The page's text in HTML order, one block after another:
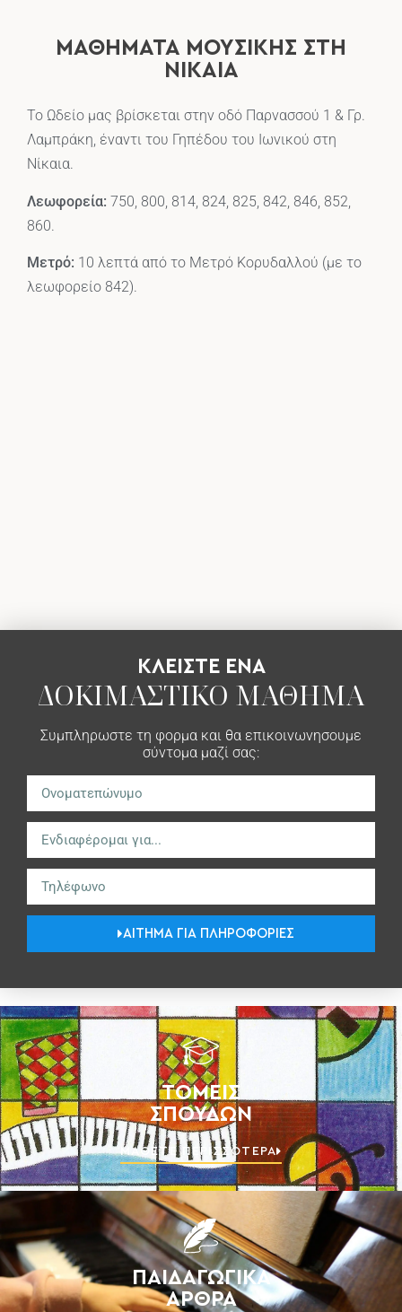
ΜΑΘΉΜΑΤΑ ΜΟΥΣΙΚΉΣ ΣΤΗ
ΝΊΚΑΙΑ
Το Ωδείο μας βρίσκεται στην οδό Παρνασσού 1 & Γρ.
Λαμπράκη, έναντι του Γηπέδου του Ιωνικού στη
Νίκαια.
Λεωφορεία: 750, 800, 814, 824, 825, 842, 846, 852,
860.
Μετρό: 10 λεπτά από το Μετρό Κορυδαλλού (με το
λεωφορείο 842).
ΚΛΕΙΣΤΕ ΕΝΑ
ΔΟΚΙΜΑΣΤΙΚΌ ΜΆΘΗΜΑ
Συμπληρωστε τη φορμα και θα επικοινωνησουμε
σύντομα μαζί σας:
ΑΊΤΗΜΑ ΓΙΑ ΠΛΗΡΟΦΟΡΊΕΣ
ΤΟΜΕΊΣ
ΣΠΟΥΔΏΝ
ΜΆΘΕΤΕ ΠΕΡΙΣΣΌΤΕΡΑ
ΠΑΙΔΑΓΩΓΙΚΆ
ΆΡΘΡΑ